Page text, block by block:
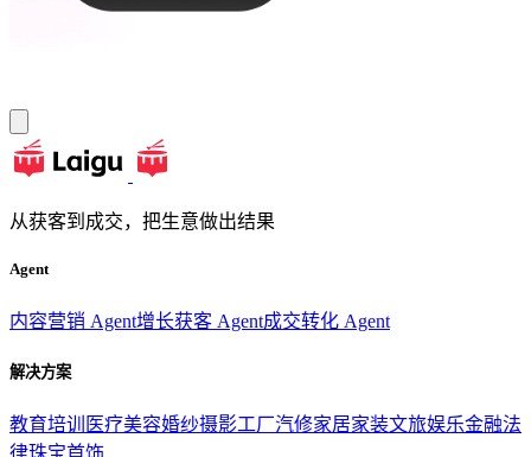
从获客到成交，把生意做出结果
Agent
内容营销 Agent增长获客 Agent成交转化 Agent
解决方案
教育培训 医疗美容婚纱摄影工厂汽修家居家装文旅娱乐金融法